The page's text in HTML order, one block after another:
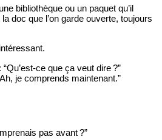
bibliothèque ou un paquet qu’il
doc que l’on garde ouverte, toujours
: “Qu’est‑ce que ça veut dire ?”
je comprends maintenant.”
pas avant ?”